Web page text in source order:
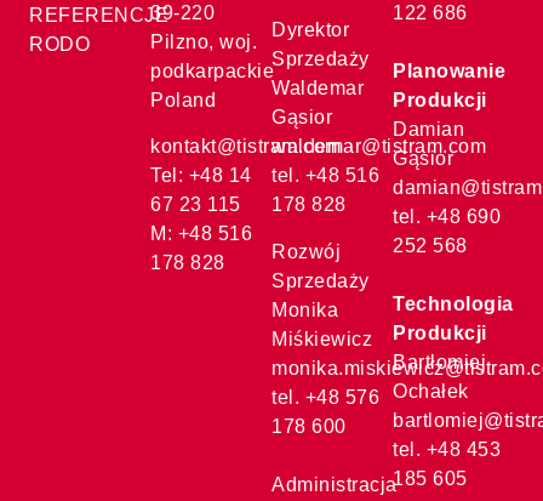
REFERENCJE
RODO
39-220
Pilzno, woj.
podkarpackie
Poland
kontakt@tistram.com
Tel: +48 14
67 23 115
M: +48 516
178 828
Dyrektor
Sprzedaży
Waldemar
Gąsior
waldemar@tistram.com
tel. +48 516
178 828
Rozwój
Sprzedaży
Monika
Miśkiewicz
tel. +48 576
178 600
Administracja
122 686
Planowanie
Produkcji
Damian
Gąsior
tel. +48 690
252 568
Technologia
Produkcji
Bartłomiej
Ochałek
tel. +48 453
185 605